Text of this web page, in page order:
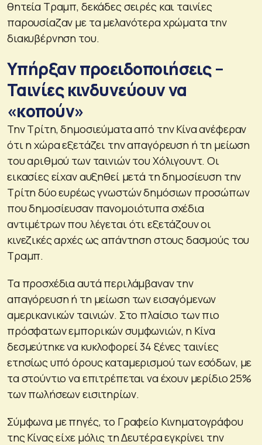
θητεία Τραμπ, δεκάδες σειρές και ταινίες
παρουσίαζαν με τα μελανότερα χρώματα την
διακυβέρνηση του.
Υπήρξαν προειδοποιήσεις –
Ταινίες κινδυνεύουν να
«κοπούν»
Την Τρίτη, δημοσιεύματα από την Κίνα ανέφεραν
ότι η χώρα εξετάζει την απαγόρευση ή τη μείωση
του αριθμού των ταινιών του Χόλιγουντ. Οι
εικασίες είχαν αυξηθεί μετά τη δημοσίευση την
Τρίτη δύο ευρέως γνωστών δημόσιων προσώπων
που δημοσίευσαν πανομοιότυπα σχέδια
αντιμέτρων που λέγεται ότι εξετάζουν οι
κινεζικές αρχές ως απάντηση στους δασμούς του
Τραμπ.
Τα προσχέδια αυτά περιλάμβαναν την
απαγόρευση ή τη μείωση των εισαγόμενων
αμερικανικών ταινιών. Στο πλαίσιο των πιο
πρόσφατων εμπορικών συμφωνιών, η Κίνα
δεσμεύτηκε να κυκλοφορεί 34 ξένες ταινίες
ετησίως υπό όρους καταμερισμού των εσόδων, με
τα στούντιο να επιτρέπεται να έχουν μερίδιο 25%
των πωλήσεων εισιτηρίων.
Σύμφωνα με πηγές, το Γραφείο Κινηματογράφου
της Κίνας είχε μόλις τη Δευτέρα εγκρίνει την